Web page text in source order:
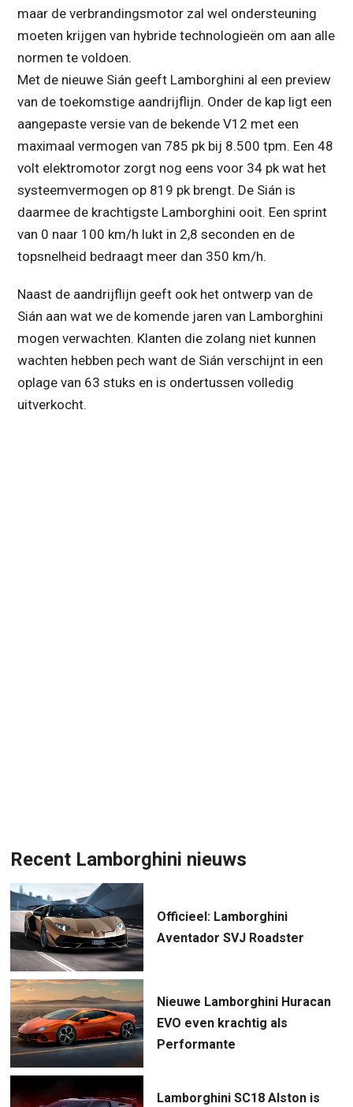
maar de verbrandingsmotor zal wel ondersteuning
moeten krijgen van hybride technologieën om aan alle
normen te voldoen.
Met de nieuwe Sián geeft Lamborghini al een preview
van de toekomstige aandrijflijn. Onder de kap ligt een
aangepaste versie van de bekende V12 met een
maximaal vermogen van 785 pk bij 8.500 tpm. Een 48
volt elektromotor zorgt nog eens voor 34 pk wat het
systeemvermogen op 819 pk brengt. De Sián is
daarmee de krachtigste Lamborghini ooit. Een sprint
van 0 naar 100 km/h lukt in 2,8 seconden en de
topsnelheid bedraagt meer dan 350 km/h.
Naast de aandrijflijn geeft ook het ontwerp van de
Sián aan wat we de komende jaren van Lamborghini
mogen verwachten. Klanten die zolang niet kunnen
wachten hebben pech want de Sián verschijnt in een
oplage van 63 stuks en is ondertussen volledig
uitverkocht.
Recent Lamborghini nieuws
Officieel: Lamborghini
Aventador SVJ Roadster
Nieuwe Lamborghini Huracan
EVO even krachtig als
Performante
Lamborghini SC18 Alston is